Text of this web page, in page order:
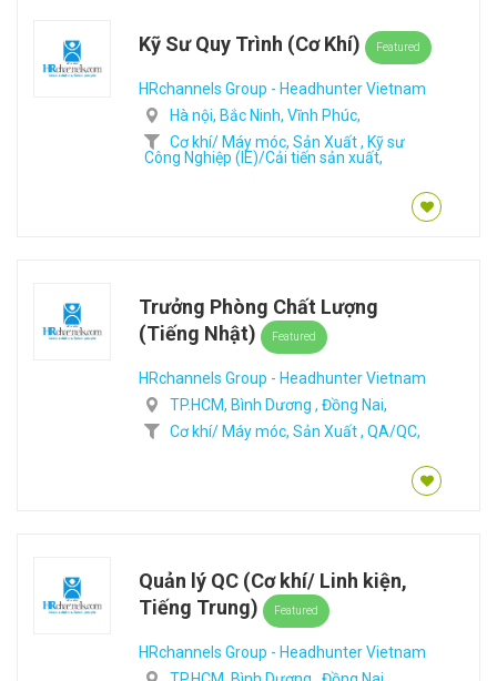
Kỹ Sư Quy Trình (Cơ Khí) Featured
HRchannels Group - Headhunter Vietnam
Hà nội, Bắc Ninh, Vĩnh Phúc,
Cơ khí/ Máy móc, Sản Xuất , Kỹ sư
Công Nghiệp (IE)/Cải tiến sản xuất,
Trưởng Phòng Chất Lượng
(Tiếng Nhật)
Featured
HRchannels Group - Headhunter Vietnam
TP.HCM, Bình Dương , Đồng Nai,
Cơ khí/ Máy móc, Sản Xuất , QA/QC,
Quản lý QC (Cơ khí/ Linh kiện,
Tiếng Trung)
Featured
HRchannels Group - Headhunter Vietnam